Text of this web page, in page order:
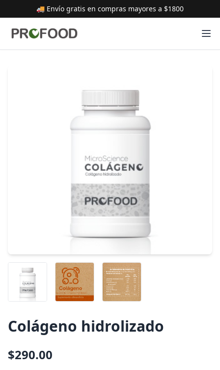
🚚 Envío gratis en compras mayores a $1800
Colágeno hidrolizado
$290.00